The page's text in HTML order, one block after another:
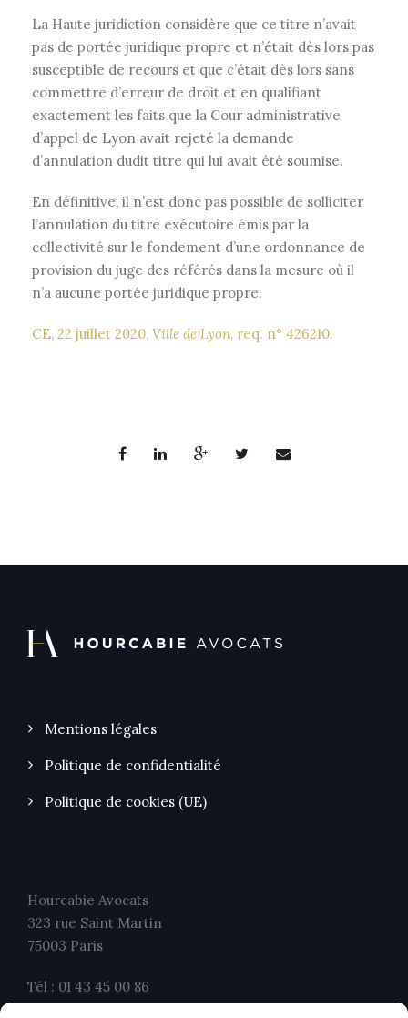
La Haute juridiction considère que ce titre n’avait
pas de portée juridique propre et n’était dès lors pas
susceptible de recours et que c’était dès lors sans
commettre d’erreur de droit et en qualifiant
exactement les faits que la Cour administrative
d’appel de Lyon avait rejeté la demande
d’annulation dudit titre qui lui avait été soumise.
En définitive, il n’est donc pas possible de solliciter
l’annulation du titre exécutoire émis par la
collectivité sur le fondement d’une ordonnance de
provision du juge des référés dans la mesure où il
n’a aucune portée juridique propre.
CE, 22 juillet 2020, Ville de Lyon, req. n° 426210.
Mentions légales
Politique de confidentialité
Politique de cookies (UE)
Hourcabie Avocats
323 rue Saint Martin
75003 Paris
Tél : 01 43 45 00 86